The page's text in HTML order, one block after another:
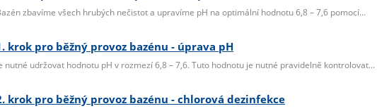
zbavíme všech hrubých nečistot a upravíme pH na optimální hodnotu 6,8 – 7,6 pomocí...
krok pro běžný provoz bazénu - úprava pH
nutné udržovat hodnotu pH v rozmezí 6,8 – 7,6. Tuto hodnotu je nutné pravidelně kontrolovat...
krok pro běžný provoz bazénu - chlorová dezinfekce